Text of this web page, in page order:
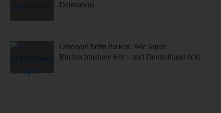
Dalmatiens
Omoiyari beim Parken: Wie Japan
Rücksichtnahme lebt – und Deutschland tickt